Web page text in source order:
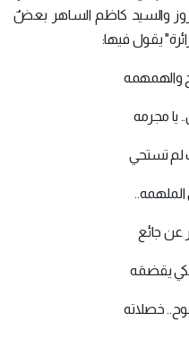
والسيد كاظم الساهر بعضٌ
يقول فيها:
والهمهمه
يا مجرمه
لم تستحي
الملهمه..
عن جائع
لكي يقضمَه
خصلاته